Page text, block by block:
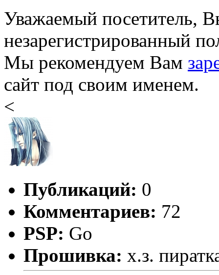
Уважаемый посетитель,
незарегистрированный
Мы рекомендуем Вам
сайт под своим именем.
<
Публикаций: 0
Комментариев: 72
PSP: Go
Прошивка: х.з.